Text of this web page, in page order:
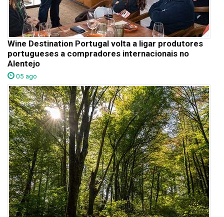
Wine Destination Portugal volta a ligar produtores
portugueses a compradores internacionais no
Alentejo
05 ago